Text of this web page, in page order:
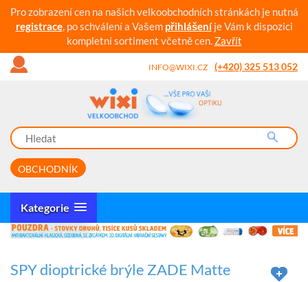
Pro zobrazení cen na našich velkoobchodních stránkách je nutná
registrace, po schválení a Vašem přihlášeníje Vám k dispozici
kompletní sortiment včetně cen. Zavřít
INFO@WIXI.CZ (+420) 325 513 052
OBCHODNÍK
Kategorie
SPY dioptrické brýle ZADE Matte